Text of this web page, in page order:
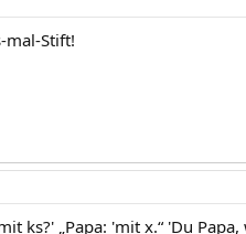
mal-Stift!
ks?' „Papa: 'mit x.“ 'Du